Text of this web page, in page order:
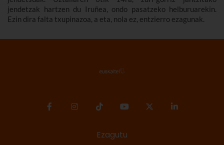
jendetzak hartzen du Iruñea, ondo pasatzeko helburuarekin.
Ezin dira falta txupinazoa, a eta, nola ez, entzierro ezagunak.
Ezagutu